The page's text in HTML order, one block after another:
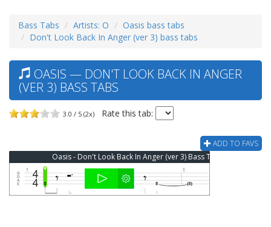
Bass Tabs Artists: O
Oasis bass tabs
Don't Look Back In Anger (ver 3) bass tabs
OASIS — DON'T LOOK BACK IN ANGER
(VER 3) BASS TABS
3.0 / 5 (2x) Rate this tab:
ADD TO FAVS
Oasis - Don't Look Back In Anger (ver 3) Bass Tab